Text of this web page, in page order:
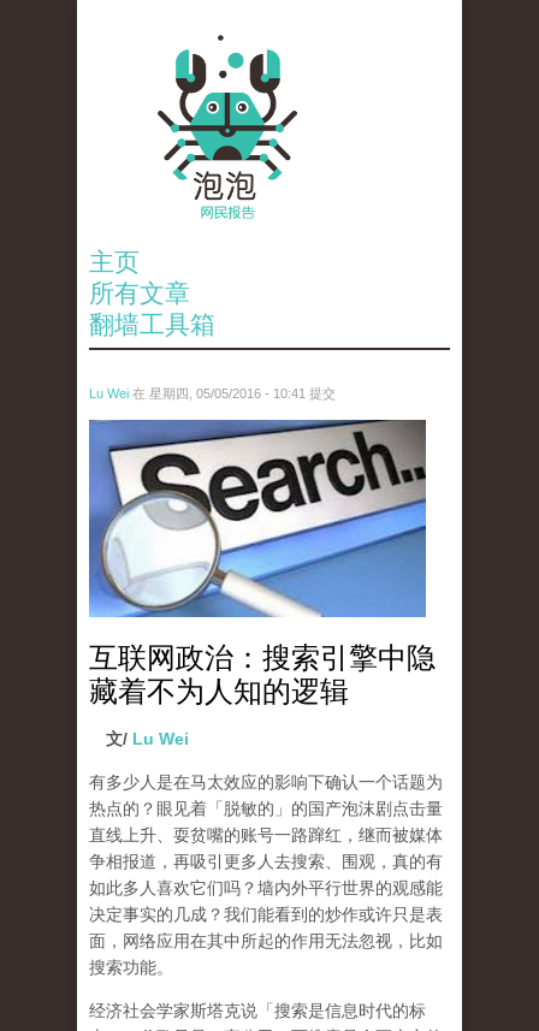
主页
所有文章
翻墙工具箱
Lu Wei 在 星期四, 05/05/2016 - 10:41 提交
wen_tou_tu_3.jpeg
互联网政治：搜索引擎中隐
藏着不为人知的逻辑
文/ Lu Wei
有多少人是在马太效应的影响下确认一个话题为
热点的？眼见着「脱敏的」的国产泡沫剧点击量
直线上升、耍贫嘴的账号一路蹿红，继而被媒体
争相报道，再吸引更多人去搜索、围观，真的有
如此多人喜欢它们吗？墙内外平行世界的观感能
决定事实的几成？我们能看到的炒作或许只是表
面，网络应用在其中所起的作用无法忽视，比如
搜索功能。
经济社会学家斯塔克说「搜索是信息时代的标